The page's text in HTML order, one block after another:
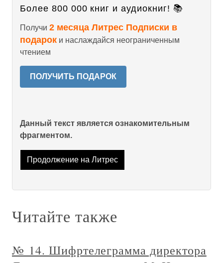
Более 800 000 книг и аудиокниг! 📚
Получи 2 месяца Литрес Подписки в
подарок и наслаждайся неограниченным
чтением
ПОЛУЧИТЬ ПОДАРОК
Данный текст является ознакомительным
фрагментом.
Продолжение на Литрес
Читайте также
№ 14. Шифртелеграмма директора